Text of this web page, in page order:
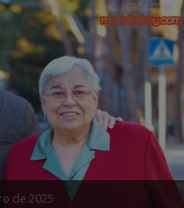
de 2025